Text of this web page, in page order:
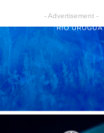
- Advertisement -